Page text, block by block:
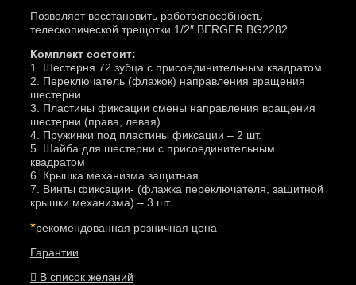
Позволяет восстановить работоспособность
телескопической трещотки 1/2″ BERGER BG2282
Комплект состоит:
1. Шестерня 72 зубца с присоединительным квадратом
2. Переключатель (флажок) направления вращения
шестерни
3. Пластины фиксации смены направления вращения
шестерни (права, левая)
4. Пружинки под пластины фиксации – 2 шт.
5. Шайба для шестерни с присоединительным
квадратом
6. Крышка механизма защитная
7. Винты фиксации- (флажка переключателя, защитной
крышки механизма) – 3 шт.
*рекомендованная розничная цена
Гарантии
В список желаний